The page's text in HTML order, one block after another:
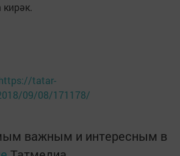
tatar-
09/08/171178/
важным и интересным в